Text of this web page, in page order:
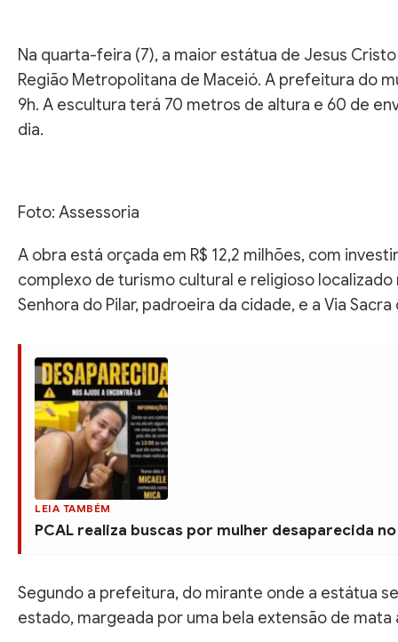
Na quarta-feira (7), a maior estátua de Jesus
Região Metropolitana de Maceió. A prefeitura do
9h. A escultura terá 70 metros de altura e 60 de
dia.
Foto: Assessoria
A obra está orçada em R$ 12,2 milhões, com
complexo de turismo cultural e religioso
Senhora do Pilar, padroeira da cidade, e a Via
LEIA TAMBÉM
PCAL realiza buscas por mulher desaparecida
Segundo a prefeitura, do mirante onde a estátua
estado, margeada por uma bela extensão de mata